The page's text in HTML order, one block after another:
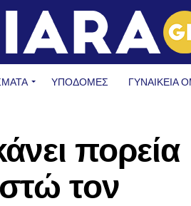
ΥΠΟΔΟΜΈΣ ΓΥΝΑΙΚΕΊΑ
πορεία
τον